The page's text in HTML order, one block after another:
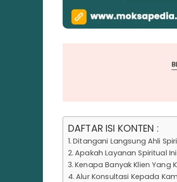
DAFTAR ISI KONTEN :
Ditangani Langsung Ahli
Apakah Layanan Spiritual
Kenapa Banyak Klien Yang
Alur Konsultasi Kepada